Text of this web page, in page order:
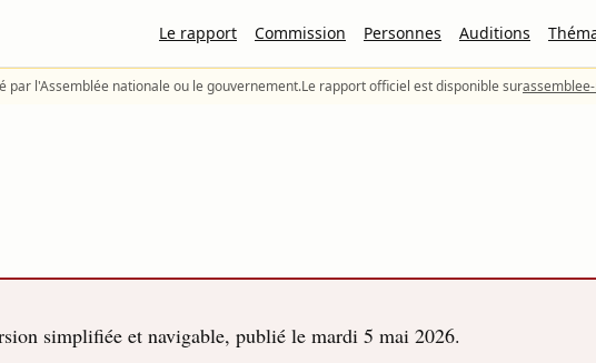
Le rapport Commission Personnes Auditions
par l'Assemblée nationale ou le gouvernement.Le rapport officiel est disponible sur
simplifiée et navigable, publié le mardi 5 mai 2026.